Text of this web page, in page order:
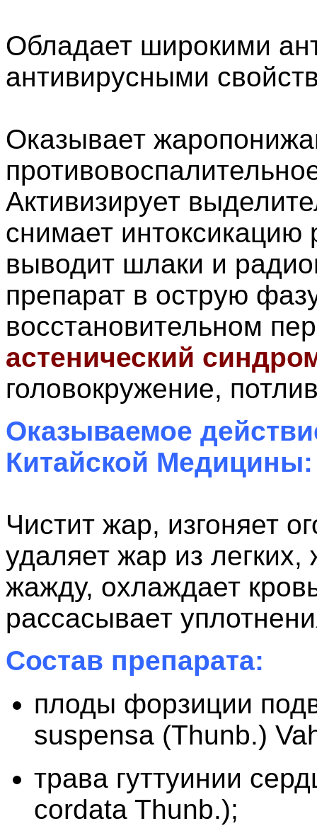
Обладает широкими
антивирусными
Оказывает
Активизирует
снимает интоксикацию
выводит шлаки и
препарат в острую
восстановительном
астенический
головокружение,
Оказываемое
Китайской Медицины:
Чистит жар, изгоняет
удаляет жар из
жажду, охлаждает
рассасывает
Состав препарата:
плоды форзиции
suspensa (Thunb.)
трава гуттуинии
cordata Thunb.);